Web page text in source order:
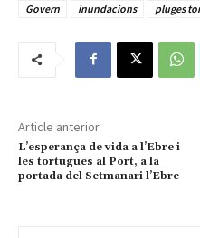
Govern
inundacions pluges
Article anterior
L’esperança de vida a l’Ebre i
les tortugues al Port, a la
portada del Setmanari l’Ebre